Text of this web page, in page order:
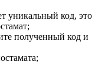
уникальный код, это
полученный код и